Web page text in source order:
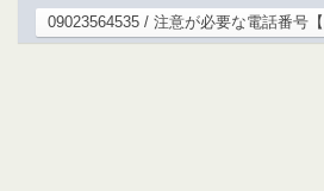
09023564535 / 注意が必要な電話番号【